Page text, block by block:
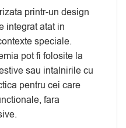
printr-un design
integrat atat in
speciale.
pot fi folosite la
sau intalnirile cu
pentru cei care
fara